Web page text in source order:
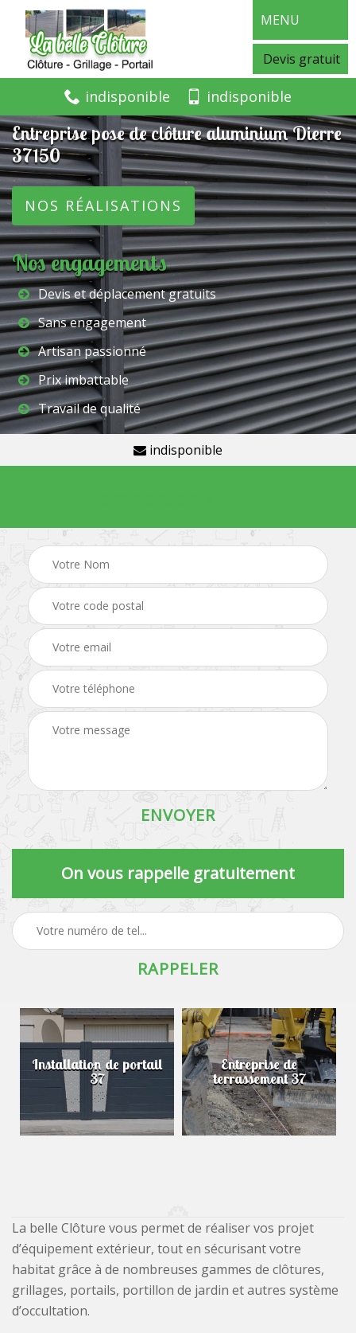
MENU
Devis gratuit
indisponible indisponible
Entreprise pose de clôture aluminium Dierre
37150
NOS RÉALISATIONS
Nos engagements
Devis et déplacement gratuits
Sans engagement
Artisan passionné
Prix imbattable
Travail de qualité
indisponible
On vous rappelle gratuitement
Installation de portail
37
Entreprise de
terrassement 37
La belle Clôture vous permet de réaliser vos projet
d’équipement extérieur, tout en sécurisant votre
habitat grâce à de nombreuses gammes de clôtures,
grillages, portails, portillon de jardin et autres système
d’occultation.